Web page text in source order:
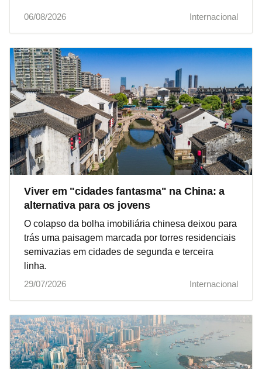
06/08/2026 Internacional
Viver em "cidades fantasma" na China: a
alternativa para os jovens
O colapso da bolha imobiliária chinesa deixou para
trás uma paisagem marcada por torres residenciais
semivazias em cidades de segunda e terceira
linha.
29/07/2026
Internacional